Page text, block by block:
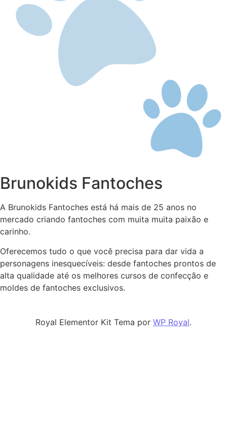
Brunokids Fantoches
A Brunokids Fantoches está há mais de 25 anos no
mercado criando fantoches com muita muita paixão e
carinho.
Oferecemos tudo o que você precisa para dar vida a
personagens inesquecíveis: desde fantoches prontos de
alta qualidade até os melhores cursos de confecção e
moldes de fantoches exclusivos.
Royal Elementor Kit Tema por WP Royal.